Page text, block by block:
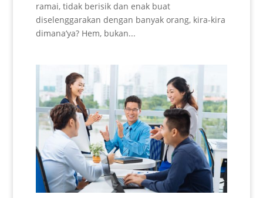
ramai, tidak berisik dan enak buat
diselenggarakan dengan banyak orang, kira-kira
dimana’ya? Hem, bukan...